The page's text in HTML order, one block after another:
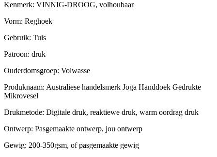
Kenmerk: VINNIG-DROOG, volhoubaar
Vorm: Reghoek
Gebruik: Tuis
Patroon: druk
Ouderdomsgroep: Volwasse
Produknaam: Australiese handelsmerk Joga Handdoek Gedrukte
Mikrovesel
Drukmetode: Digitale druk, reaktiewe druk, warm oordrag druk
Ontwerp: Pasgemaakte ontwerp, jou ontwerp
Gewig: 200-350gsm, of pasgemaakte gewig